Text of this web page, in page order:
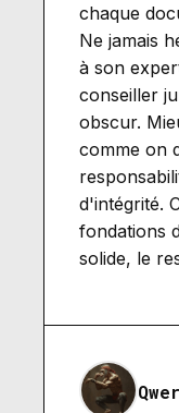
chaque
Ne jamais
à son
conseiller
obscur.
comme on
d'intégrité.
fondations
solide, le